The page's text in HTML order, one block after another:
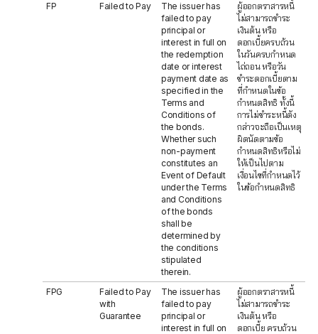
FP
Failed to Pay
The issuer has
failed to pay
principal or
interest in full on
the redemption
date or interest
payment date as
specified in the
Terms and
Conditions of
the bonds.
Whether such
non-payment
constitutes an
Event of Default
under the Terms
and Conditions
of the bonds
shall be
determined by
the conditions
stipulated
therein.
ผู้ออกตราสารหนี้
ไม่สามารถชำระ
เงินต้น หรือ
ดอกเบี้ยครบถ้วน
ในวันครบกำหนด
ไถ่ถอน หรือวัน
ชำระดอกเบี้ยตาม
ที่กำหนดในข้อ
กำหนดสิทธิ ทั้งนี้
การไม่ชำระหนี้ดัง
กล่าวจะถือเป็นเหตุ
ผิดนัดตามข้อ
กำหนดสิทธิหรือไม่
ให้เป็นไปตาม
เงื่อนไขที่กำหนดไว้
ในข้อกำหนดสิทธิ
FPG
Failed to Pay
with
Guarantee
The issuer has
failed to pay
principal or
interest in full on
ผู้ออกตราสารหนี้
ไม่สามารถชำระ
เงินต้น หรือ
ดอกเบี้ย ครบถ้วน